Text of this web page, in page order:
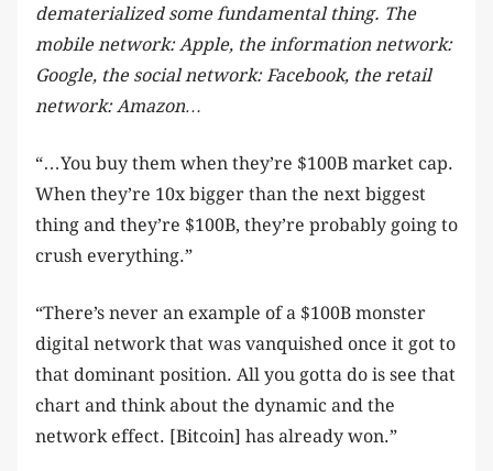
dematerialized some fundamental thing. The
mobile network: Apple, the information network:
Google, the social network: Facebook, the retail
network: Amazon…
“…You buy them when they’re $100B market cap.
When they’re 10x bigger than the next biggest
thing and they’re $100B, they’re probably going to
crush everything.”
“There’s never an example of a $100B monster
digital network that was vanquished once it got to
that dominant position. All you gotta do is see that
chart and think about the dynamic and the
network effect. [Bitcoin] has already won.”